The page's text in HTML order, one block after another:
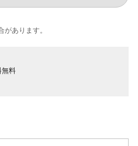
あります。
無料